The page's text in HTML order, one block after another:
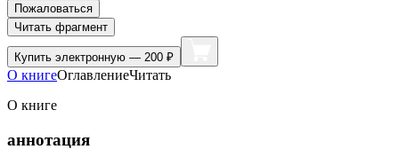
Пожаловаться
Читать фрагмент
Купить электронную — 200 ₽
О книгеОглавлениеЧитать
О книге
аннотация